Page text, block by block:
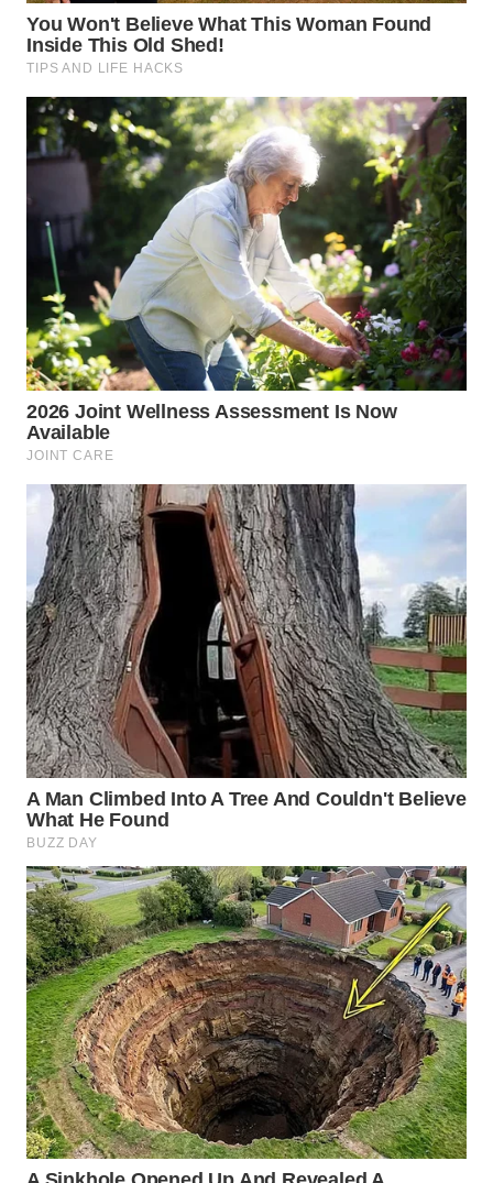
WN
TAPANULI
UTARA
WN
SAMOSIR
WN
PADANG
LAWAS
WN
SUMEDANG
WN
CIANJUR
KEPULAUAN
SERIBU
WN
TANGERANG
WN
BINJAI
WN
CIREBON
WN
INDRAMAYU
WN
KUNINGAN
WN
MAJALENGKA
WN
SUBANG
WN
SUKABUMI